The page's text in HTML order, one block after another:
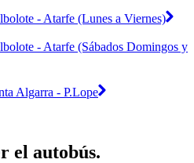
- Atarfe (Lunes a Viernes)
- Atarfe (Sábados Domingos y
Algarra - P.Lope
el autobús.